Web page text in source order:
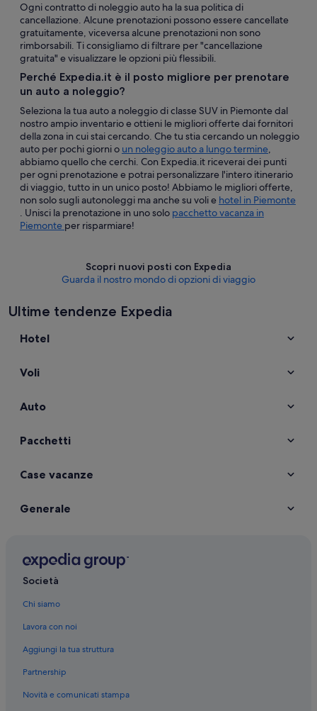
Ogni contratto di noleggio auto ha la sua politica di
cancellazione. Alcune prenotazioni possono essere cancellate
gratuitamente, viceversa alcune prenotazioni non sono
rimborsabili. Ti consigliamo di filtrare per "cancellazione
gratuita" e visualizzare le opzioni più flessibili.
Perché Expedia.it è il posto migliore per prenotare
un auto a noleggio?
Seleziona la tua auto a noleggio di classe SUV in Piemonte dal
nostro ampio inventario e ottieni le migliori offerte dai fornitori
della zona in cui stai cercando. Che tu stia cercando un noleggio
auto per pochi giorni o un noleggio auto a lungo termine,
abbiamo quello che cerchi. Con Expedia.it riceverai dei punti
per ogni prenotazione e potrai personalizzare l'intero itinerario
di viaggio, tutto in un unico posto! Abbiamo le migliori offerte,
non solo sugli autonoleggi ma anche su voli e hotel in Piemonte
. Unisci la prenotazione in uno solo pacchetto vacanza in
Piemonte per risparmiare!
Scopri nuovi posti con Expedia
Guarda il nostro mondo di opzioni di viaggio
Ultime tendenze Expedia
Hotel
Voli
Auto
Pacchetti
Case vacanze
Generale
Società
Chi siamo
Lavora con noi
Aggiungi la tua struttura
Partnership
Novità e comunicati stampa